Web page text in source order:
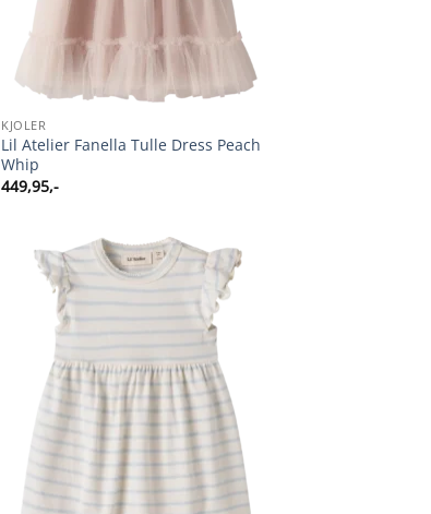
KJOLER
Lil Atelier Fanella Tulle Dress Peach
Whip
449,95,-